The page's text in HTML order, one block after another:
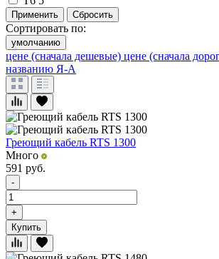
Применить Сбросить
Сортировать по:
умолчанию
цене (сначала дешевые) цене (сначала
названию Я-А
Греющий кабель RTS 1300
Много
591 руб.
-
+
Купить